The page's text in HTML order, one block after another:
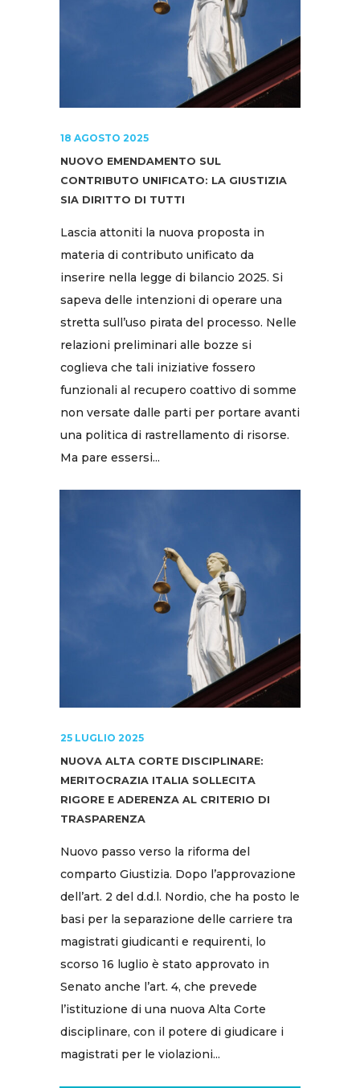
18 AGOSTO 2025
NUOVO EMENDAMENTO SUL
CONTRIBUTO UNIFICATO: LA GIUSTIZIA
SIA DIRITTO DI TUTTI
Lascia attoniti la nuova proposta in
materia di contributo unificato da
inserire nella legge di bilancio 2025. Si
sapeva delle intenzioni di operare una
stretta sull’uso pirata del processo. Nelle
relazioni preliminari alle bozze si
coglieva che tali iniziative fossero
funzionali al recupero coattivo di somme
non versate dalle parti per portare avanti
una politica di rastrellamento di risorse.
Ma pare essersi...
25 LUGLIO 2025
NUOVA ALTA CORTE DISCIPLINARE:
MERITOCRAZIA ITALIA SOLLECITA
RIGORE E ADERENZA AL CRITERIO DI
TRASPARENZA
Nuovo passo verso la riforma del
comparto Giustizia. Dopo l’approvazione
dell’art. 2 del d.d.l. Nordio, che ha posto le
basi per la separazione delle carriere tra
magistrati giudicanti e requirenti, lo
scorso 16 luglio è stato approvato in
Senato anche l’art. 4, che prevede
l’istituzione di una nuova Alta Corte
disciplinare, con il potere di giudicare i
magistrati per le violazioni...